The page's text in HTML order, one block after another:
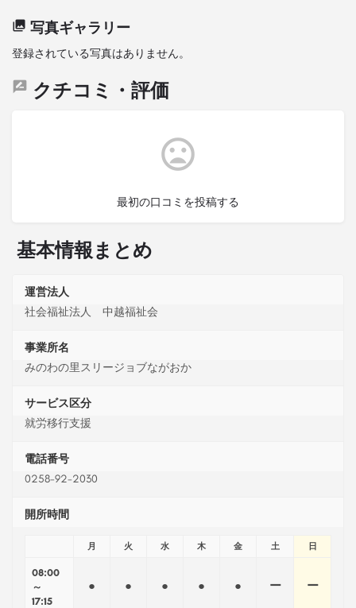
写真ギャラリー
登録されている写真はありません。
クチコミ・評価
最初の口コミを投稿する
基本情報まとめ
運営法人
社会福祉法人 中越福祉会
事業所名
みのわの里スリージョブながおか
サービス区分
就労移行支援
電話番号
0258-92-2030
開所時間
月 火 水 木 金 土 日
08:00
～
17:15
● ● ● ● ● ー ー